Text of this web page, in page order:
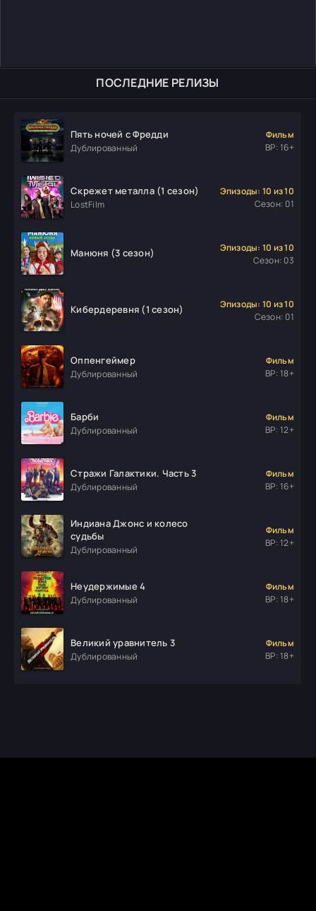
ПОСЛЕДНИЕ РЕЛИЗЫ
Пять ночей с Фредди
Дублированный
Фильм
ВР: 16+
Скрежет металла (1 сезон)
LostFilm
Эпизоды: 10 из 10
Сезон: 01
Манюня (3 сезон)
Эпизоды: 10 из 10
Сезон: 03
Кибердеревня (1 сезон)
Эпизоды: 10 из 10
Сезон: 01
Оппенгеймер
Дублированный
Фильм
ВР: 18+
Барби
Дублированный
Фильм
ВР: 12+
Стражи Галактики. Часть 3
Дублированный
Фильм
ВР: 16+
Индиана Джонс и колесо
судьбы
Дублированный
Фильм
ВР: 12+
Неудержимые 4
Дублированный
Фильм
ВР: 18+
Великий уравнитель 3
Дублированный
Фильм
ВР: 18+